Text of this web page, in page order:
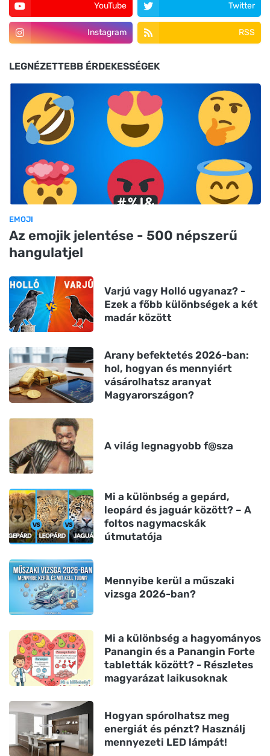
YouTube Twitter
Instagram RSS
LEGNÉZETTEBB ÉRDEKESSÉGEK
EMOJI
Az emojik jelentése - 500 népszerű
hangulatjel
Varjú vagy Holló ugyanaz? -
Ezek a főbb különbségek a két
madár között
Arany befektetés 2026-ban:
hol, hogyan és mennyiért
vásárolhatsz aranyat
Magyarországon?
A világ legnagyobb f@sza
Mi a különbség a gepárd,
leopárd és jaguár között? – A
foltos nagymacskák
útmutatója
Mennyibe kerül a műszaki
vizsga 2026-ban?
Mi a különbség a hagyományos
Panangin és a Panangin Forte
tabletták között? - Részletes
magyarázat laikusoknak
Hogyan spórolhatsz meg
energiát és pénzt? Használj
mennyezeti LED lámpát!